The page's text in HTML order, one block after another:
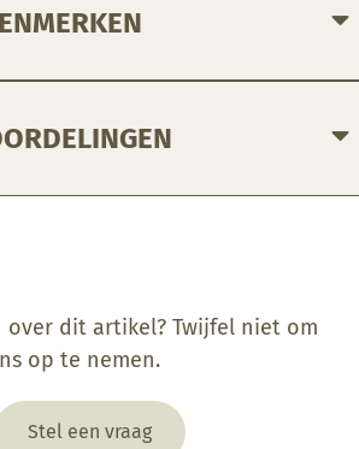
over dit artikel? Twijfel niet om
op te nemen.
Stel een vraag